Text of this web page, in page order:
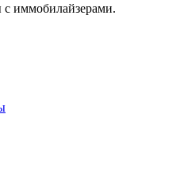
с иммобилайзерами.